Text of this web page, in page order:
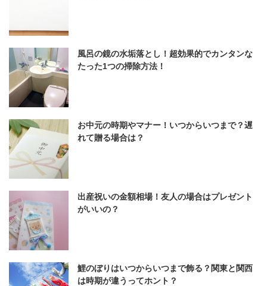
風呂の鏡の水垢落とし！超効果的でカンタンな
たった1つの掃除方法！
お中元の時期やマナー！いつからいつまで？遅
れて贈る場合は？
出産祝いの金額相場！友人の場合はプレゼント
がいいの？
鯉のぼりはいつからいつまで飾る？関東と関西
は時期が違うってホント？